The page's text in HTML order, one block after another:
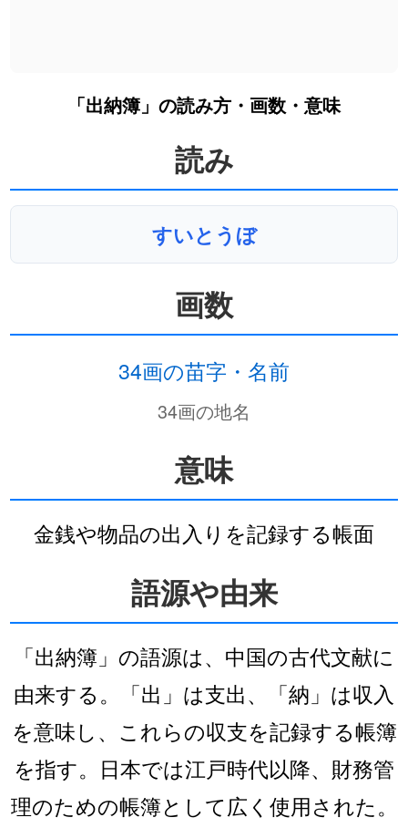
「出納簿」の読み方・画数・意味
読み
すいとうぼ
画数
34画の苗字・名前
34画の地名
意味
金銭や物品の出入りを記録する帳面
語源や由来
「出納簿」の語源は、中国の古代文献に
由来する。「出」は支出、「納」は収入
を意味し、これらの収支を記録する帳簿
を指す。日本では江戸時代以降、財務管
理のための帳簿として広く使用された。